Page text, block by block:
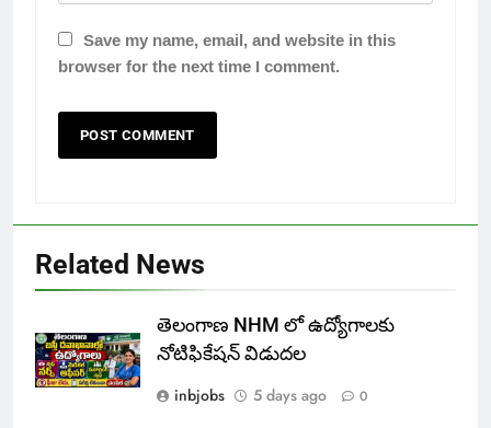
Save my name, email, and website in this
browser for the next time I comment.
Related News
తెలంగాణ NHM లో ఉద్యోగాలకు
నోటిఫికేషన్ విడుదల
inbjobs
5 days ago 0